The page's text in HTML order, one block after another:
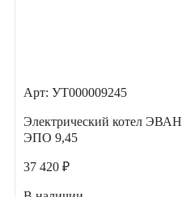
Арт: УТ000009245
Электрический котел ЭВАН
ЭПО 9,45
37 420 ₽